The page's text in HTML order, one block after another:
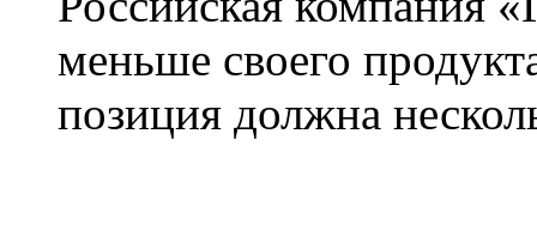
меньше своего
позиция должна